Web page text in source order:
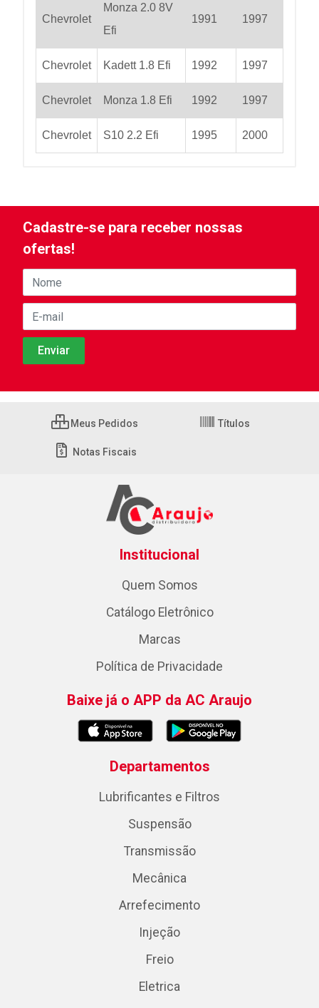
Chevrolet
Monza 2.0 8V
Efi
1991 1997
Chevrolet Kadett 1.8 Efi 1992 1997
Chevrolet Monza 1.8 Efi 1992 1997
Chevrolet S10 2.2 Efi 1995 2000
Cadastre-se para receber nossas
ofertas!
Meus Pedidos Títulos
Notas Fiscais
Institucional
Quem Somos
Catálogo Eletrônico
Marcas
Política de Privacidade
Baixe já o APP da AC Araujo
Departamentos
Lubrificantes e Filtros
Suspensão
Transmissão
Mecânica
Arrefecimento
Injeção
Freio
Eletrica